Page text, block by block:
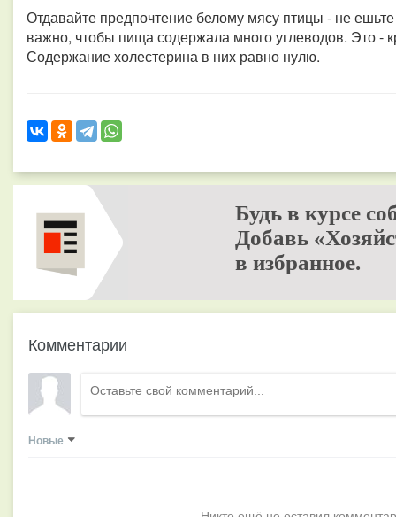
Отдавайте предпочтение белому мясу птицы - не
важно, чтобы пища содержала много углеводов. Это -
Содержание холестерина в них равно нулю.
Будь в курсе
Добавь
в избранное.
Комментарии
Новые